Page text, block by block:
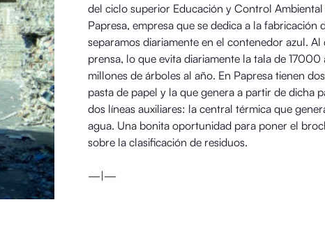
del ciclo superior Educación y Control
Papresa, empresa que se dedica a la
separamos diariamente en el contenedor azul.
prensa, lo que evita diariamente la tala de
millones de árboles al año. En Papresa tienen
pasta de papel y la que genera a partir de dicha
dos líneas auxiliares: la central térmica que
agua. Una bonita oportunidad para poner el
sobre la clasificación de residuos.
—|—